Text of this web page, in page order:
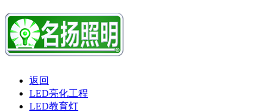
返回
LED亮化工程
LED教育灯